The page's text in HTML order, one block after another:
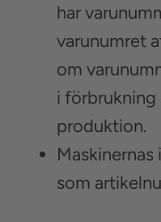
har
varunumret
om
i förbrukning
produktion.
som